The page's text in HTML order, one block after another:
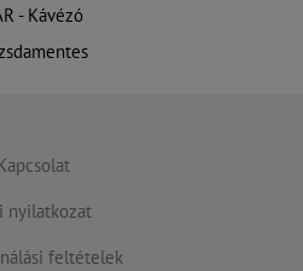
- Kávézó
nyilatkozat
feltételek